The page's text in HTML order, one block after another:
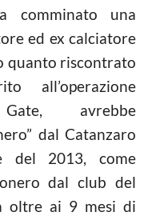
comminato una
ed ex calciatore
quanto riscontrato
all’operazione
avrebbe
dal Catanzaro
del 2013, come
dal club del
oltre ai 9 mesi di